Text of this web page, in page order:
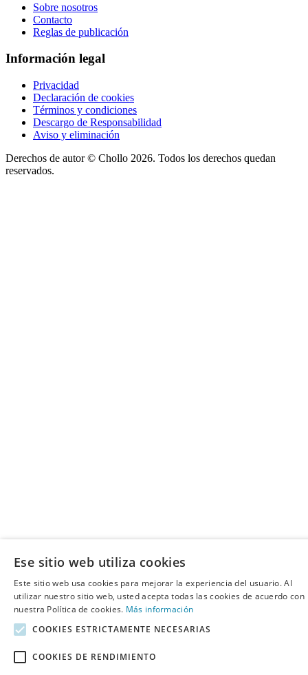
Sobre nosotros
Contacto
Reglas de publicación
Información legal
Privacidad
Declaración de cookies
Términos y condiciones
Descargo de Responsabilidad
Aviso y eliminación
Derechos de autor © Chollo 2026. Todos los derechos quedan
reservados.
Ese sitio web utiliza cookies
Este sitio web usa cookies para mejorar la experiencia del usuario. Al
utilizar nuestro sitio web, usted acepta todas las cookies de acuerdo con
nuestra Política de cookies. Más información
COOKIES ESTRICTAMENTE NECESARIAS
COOKIES DE RENDIMIENTO